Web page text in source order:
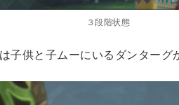
３段階状態
子供と子ムーにいるダンターグ